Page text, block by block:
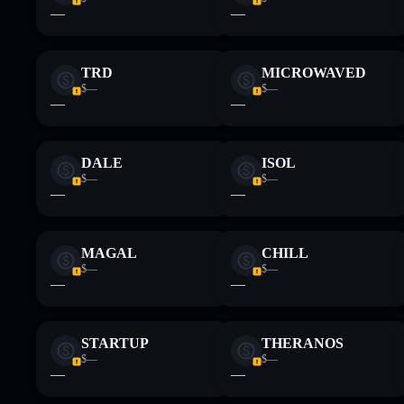
— —
TRD
$—
—
MICROWAVED
$—
—
DALE
$—
—
ISOL
$—
—
MAGAL
$—
—
CHILL
$—
—
STARTUP
$—
—
THERANOS
$—
—